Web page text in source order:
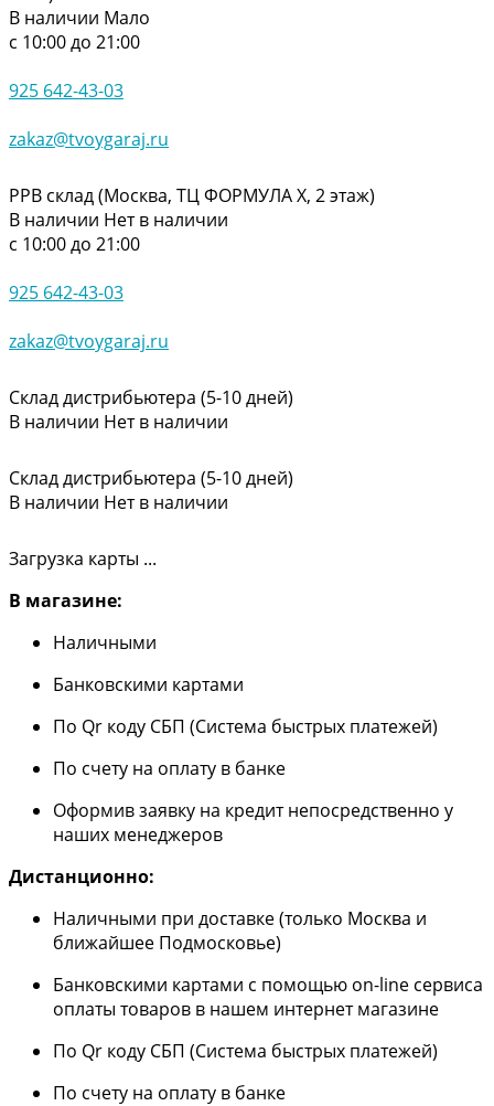
В наличии Мало
с 10:00 до 21:00
925 642-43-03
zakaz@tvoygaraj.ru
РРВ склад (Москва, ТЦ ФОРМУЛА Х, 2 этаж)
В наличии Нет в наличии
с 10:00 до 21:00
925 642-43-03
zakaz@tvoygaraj.ru
Склад дистрибьютера (5-10 дней)
В наличии Нет в наличии
Склад дистрибьютера (5-10 дней)
В наличии Нет в наличии
Загрузка карты ...
В магазине:
Наличными
Банковскими картами
По Qr коду СБП (Система быстрых платежей)
По счету на оплату в банке
Оформив заявку на кредит непосредственно у
наших менеджеров
Дистанционно:
Наличными при доставке (только Москва и
ближайшее Подмосковье)
Банковскими картами с помощью on-line сервиса
оплаты товаров в нашем интернет магазине
По Qr коду СБП (Система быстрых платежей)
По счету на оплату в банке